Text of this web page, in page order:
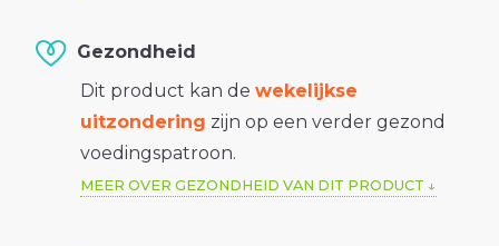
Gezondheid
Dit product kan de wekelijkse
uitzondering zijn op een verder gezond
voedingspatroon.
MEER OVER GEZONDHEID VAN DIT PRODUCT